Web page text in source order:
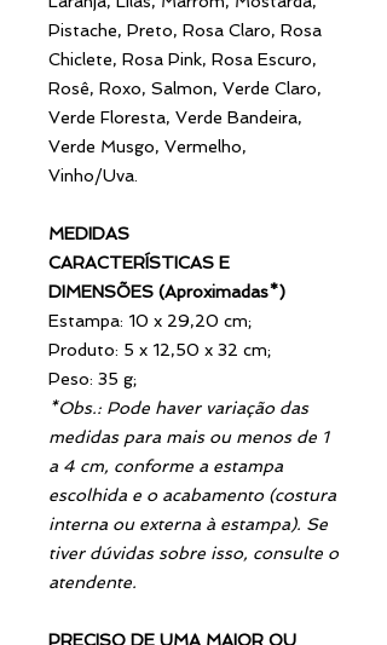
Pistache, Preto, Rosa Claro, Rosa
Chiclete, Rosa Pink, Rosa Escuro,
Rosê, Roxo, Salmon, Verde Claro,
Verde Floresta, Verde Bandeira,
Verde Musgo, Vermelho,
Vinho/Uva.
MEDIDAS
CARACTERÍSTICAS E
DIMENSÕES (Aproximadas*)
Estampa: 10 x 29,20 cm;
Produto: 5 x 12,50 x 32 cm;
Peso: 35 g;
*Obs.: Pode haver variação das
medidas para mais ou menos de 1
a 4 cm, conforme a estampa
escolhida e o acabamento (costura
interna ou externa à estampa). Se
tiver dúvidas sobre isso, consulte o
atendente.
PRECISO DE UMA MAIOR OU